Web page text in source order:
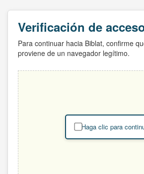
Verificación de
Para continuar hacia Biblat, confirme
proviene de un navegador legítimo.
Haga clic para